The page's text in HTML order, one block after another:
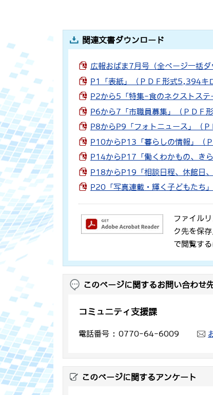
関連文書ダウンロード
広報おばま7月号（全ページ一括
P1「表紙」（ＰＤＦ形式5,394キ
P2から5「特集-食のネクストス
P6から7「市職員募集」（ＰＤＦ
P8からP9「フォトニュース」（
P10からP13「暮らしの情報」（
P14からP17「働くわかもの、き
P18からP19「相談日程、休館日
P20「写真連載・輝く子どもたち
ファイル
ク先を保
で閲覧する
このページに関するお問い合わせ
コミュニティ支援課
電話番号 0770-64-6009
このページに関するアンケート